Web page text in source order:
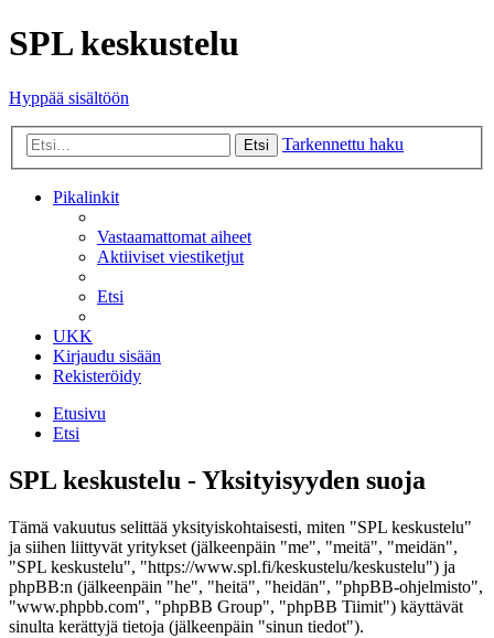
SPL keskustelu
Hyppää sisältöön
Etsi Tarkennettu haku
Pikalinkit
Vastaamattomat aiheet
Aktiiviset viestiketjut
Etsi
UKK
Kirjaudu sisään
Rekisteröidy
Etusivu
Etsi
SPL keskustelu - Yksityisyyden suoja
Tämä vakuutus selittää yksityiskohtaisesti, miten "SPL keskustelu"
ja siihen liittyvät yritykset (jälkeenpäin "me", "meitä", "meidän",
"SPL keskustelu", "https://www.spl.fi/keskustelu/keskustelu") ja
phpBB:n (jälkeenpäin "he", "heitä", "heidän", "phpBB-ohjelmisto",
"www.phpbb.com", "phpBB Group", "phpBB Tiimit") käyttävät
sinulta kerättyjä tietoja (jälkeenpäin "sinun tiedot").